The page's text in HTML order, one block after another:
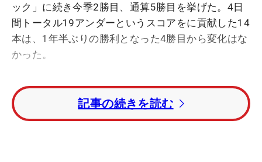
ック」に続き今季2勝目、通算5勝目を挙げた。4日
間トータル19アンダーというスコアをに貢献した14
本は、1年半ぶりの勝利となった4勝目から変化はな
かった。
激闘のすえに14位タイに入った前週の「全米女子オ
ープン」から帰国したばかりで、体調面は万全とは
いえない状態。4日間大会でアップダウンもきつい
記事の続きを読む